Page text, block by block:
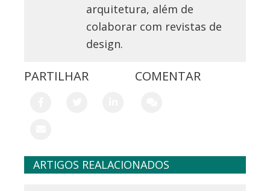
arquitetura, além de
colaborar com revistas de
design.
PARTILHAR COMENTAR
ARTIGOS REALACIONADOS